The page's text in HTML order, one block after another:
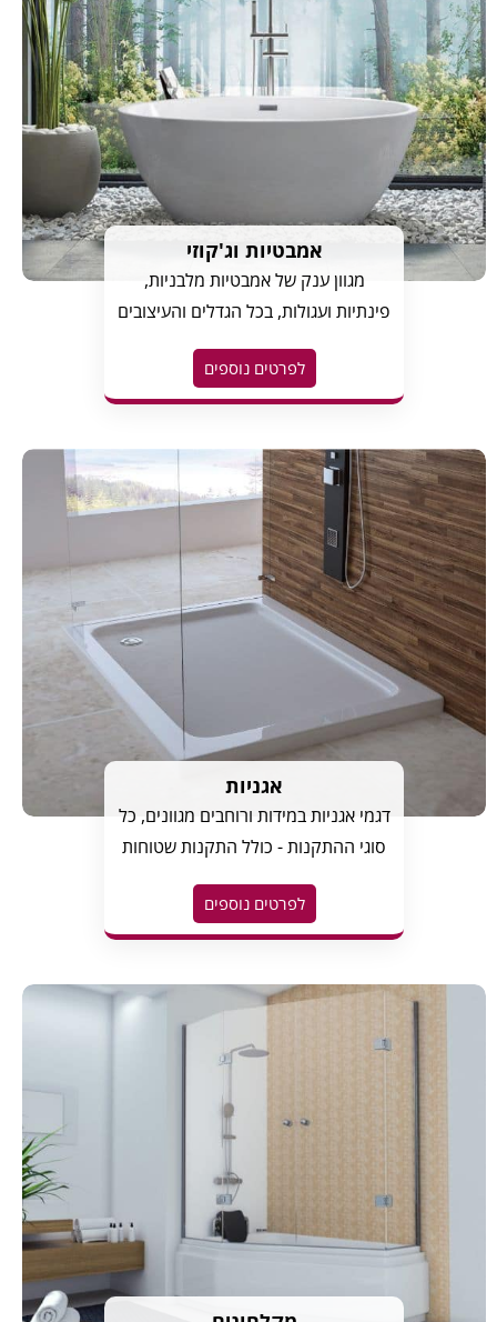
אמבטיות וג'קוזי
מגוון ענק של אמבטיות מלבניות,
פינתיות ועגולות, בכל הגדלים והעיצובים
לפרטים נוספים
אגניות
דגמי אגניות במידות ורוחבים מגוונים, כל
סוגי ההתקנות - כולל התקנות שטוחות
לפרטים נוספים